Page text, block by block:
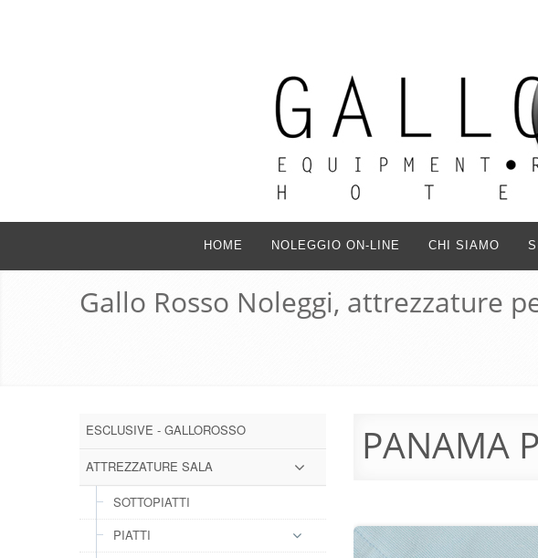
HOME NOLEGGIO ON-LINE CHI SIAMO
Gallo Rosso Noleggi, attrezzature
ESCLUSIVE - GALLOROSSO
ATTREZZATURE SALA
SOTTOPIATTI
PIATTI
PANAMA